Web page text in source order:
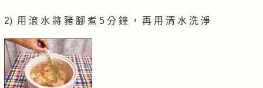
2) 用 滾 水 將 豬 腳 煮 5 分 鐘 ， 再 用 清 水 洗 淨